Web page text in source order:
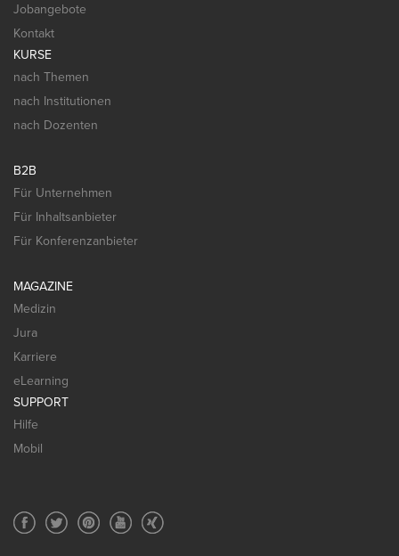
Jobangebote
Kontakt
KURSE
nach Themen
nach Institutionen
nach Dozenten
B2B
Für Unternehmen
Für Inhaltsanbieter
Für Konferenzanbieter
MAGAZINE
Medizin
Jura
Karriere
eLearning
SUPPORT
Hilfe
Mobil